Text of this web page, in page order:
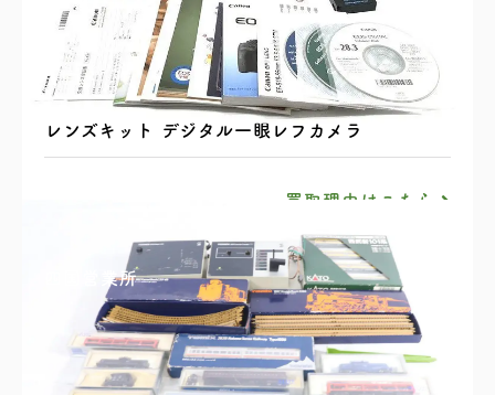
Canon キヤノン EOS Kiss X7 EF-S18-55mm
レンズキット デジタル一眼レフカメラ
買取理由はこちら
四国営業所